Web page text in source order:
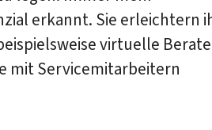
erkannt. Sie erleichtern
virtuelle
mit Servicemitarbeitern